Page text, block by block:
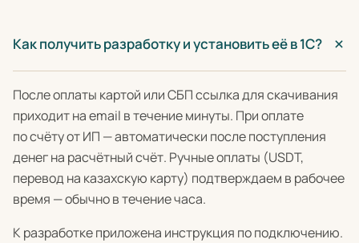
Как получить разработку и установить её в 1С?
После оплаты картой или СБП ссылка для скачивания
приходит на email в течение минуты. При оплате
по счёту от ИП — автоматически после поступления
денег на расчётный счёт. Ручные оплаты (USDT,
перевод на казахскую карту) подтверждаем в рабочее
время — обычно в течение часа.
К разработке приложена инструкция по подключению.